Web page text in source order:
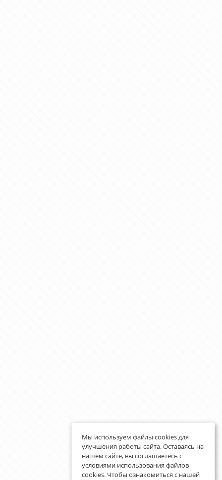
Мы используем файлы cookies для
улучшения работы сайта. Оставаясь на
нашем сайте, вы соглашаетесь с
условиями использования файлов
cookies. Чтобы ознакомиться с нашей